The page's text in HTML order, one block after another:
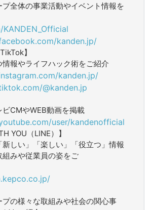
全体の事業活動やイベント情報を
kanden.jp/
】
報やライフハック術をご紹介
kanden.jp/
@kanden.jp
CMやWEB動画を掲載
user/kandenofficial
YOU（LINE）】
しい」「楽しい」「役立つ」情報
みや従業員の姿をご
の様々な取組みや社会の関心事